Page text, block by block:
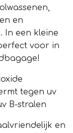
en
In een kleine
voor in
tegen uv
B-stralen
en